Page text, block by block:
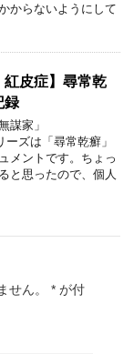
からないようにして
紅皮症】尋常乾
録
謀家」
ーズは「尋常乾癬」
メントです。ちょっ
と思ったので、個人
せん。 * が付